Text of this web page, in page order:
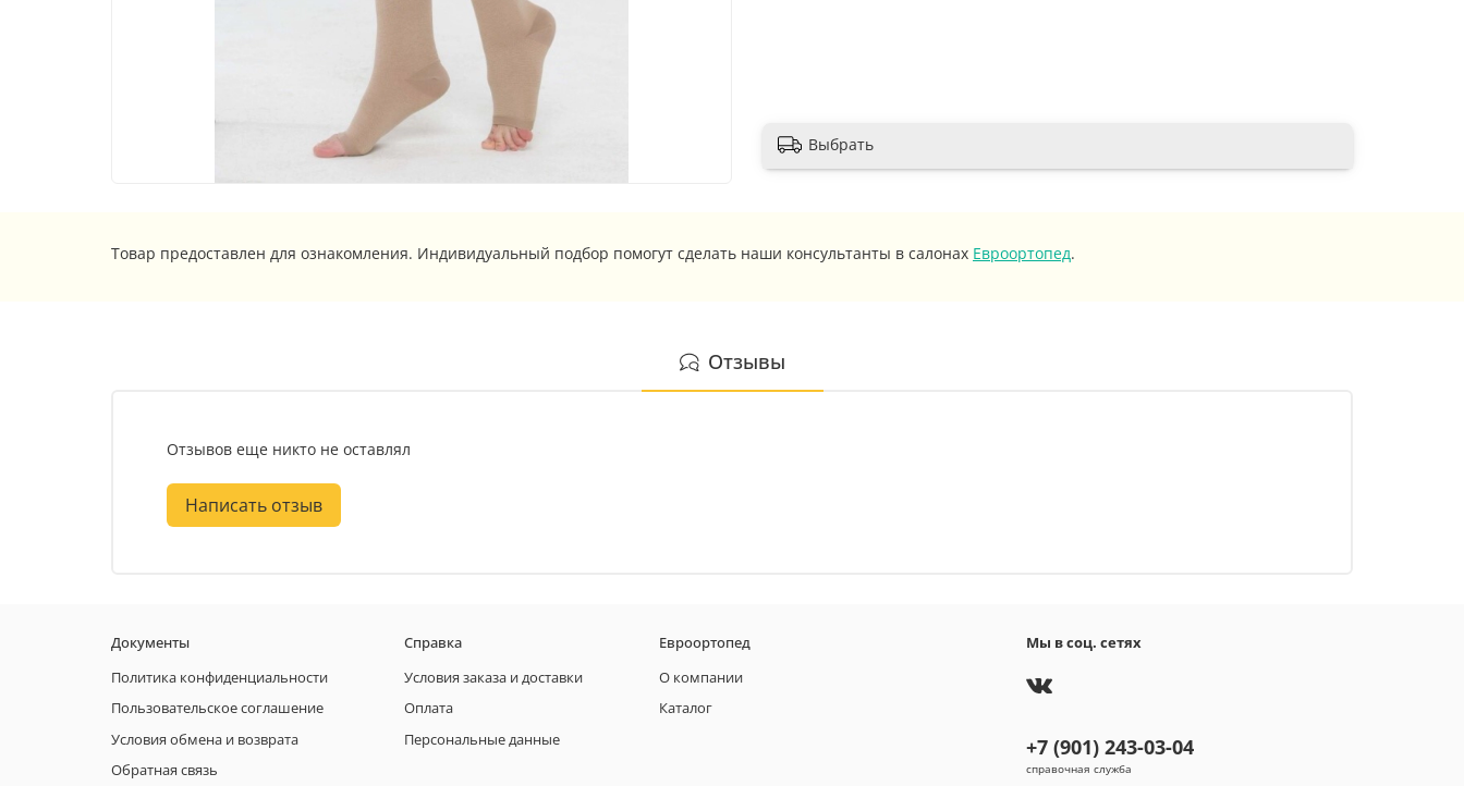
Выбрать
Товар предоставлен для ознакомления. Индивидуальный подбор помогут сделать наши консультанты в салонах Евроортопед.
Отзывы
Отзывов еще никто не оставлял
Написать отзыв
Документы
Политика конфиденциальности
Пользовательское соглашение
Условия обмена и возврата
Обратная связь
Справка
Условия заказа и доставки
Оплата
Персональные данные
Евроортопед
О компании
Каталог
Мы в соц. сетях
+7 (901) 243-03-04
справочная служба